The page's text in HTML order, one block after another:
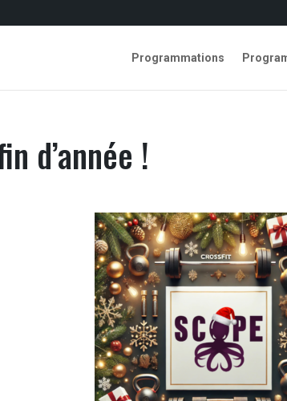
Programmations
d’année !